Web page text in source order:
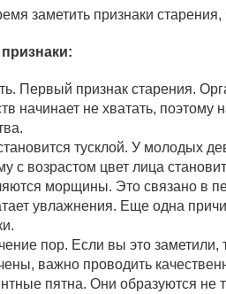
заметить признаки
Первый признак старения.
начинает не хватать,
тусклой. У молодых
с возрастом цвет лица
морщины. Это связано в
увлажнения. Еще одна
пор. Если вы это заметили,
важно проводить
пятна. Они образуются не